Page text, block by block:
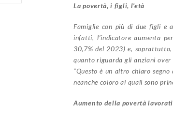
La povertà, i figli, l’età
Famiglie con più di due figli e
infatti, l’indicatore aumenta
30,7% del 2023) e,
quanto riguarda gli anziani
“Questo è un altro chiaro
neanche coloro ai quali sono
Aumento della povertà